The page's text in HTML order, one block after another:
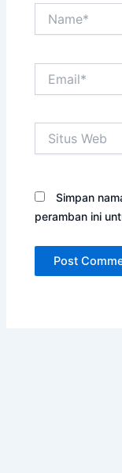
Web
Simpan
peramban ini